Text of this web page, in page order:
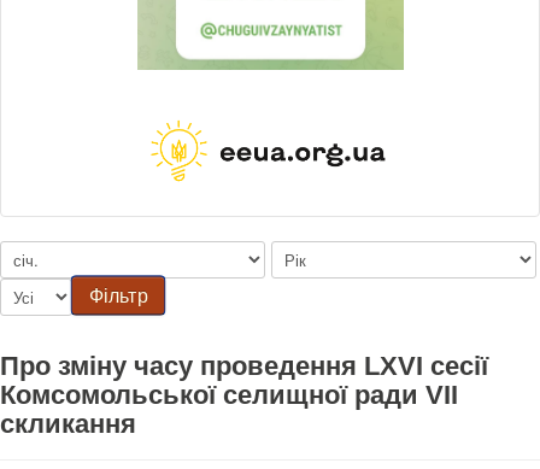
Фільтр
Про зміну часу проведення LXVI сесії
Комсомольської селищної ради VII
скликання